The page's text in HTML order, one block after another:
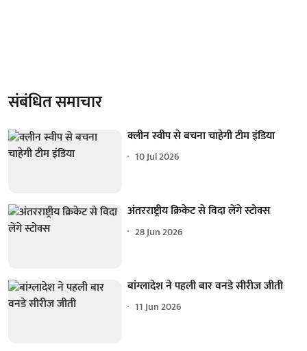
संबंधित समाचार
क्लीन स्वीप से बचना चाहेगी टीम इंडिया
10 Jul 2026
अंतरराष्ट्रीय क्रिकेट से विदा लेंगे स्टोक्स
28 Jun 2026
बांग्लादेश ने पहली बार वनडे सीरीज जीती
11 Jun 2026